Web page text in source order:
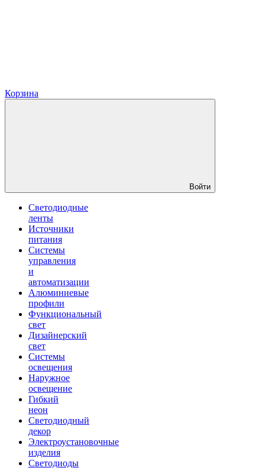
Корзина
Войти
Светодиодные
ленты
Источники
питания
Системы
управления
и
автоматизации
Алюминиевые
профили
Функциональный
свет
Дизайнерский
свет
Системы
освещения
Наружное
освещение
Гибкий
неон
Светодиодный
декор
Электроустановочные
изделия
Светодиоды